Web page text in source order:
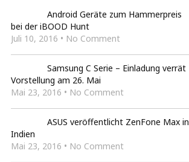
Android Geräte zum Hammerpreis
bei der iBOOD Hunt
Juli 10, 2016 • No Comment
Samsung C Serie – Einladung verrät
Vorstellung am 26. Mai
Mai 23, 2016 • No Comment
ASUS veröffentlicht ZenFone Max in
Indien
Mai 23, 2016 • No Comment